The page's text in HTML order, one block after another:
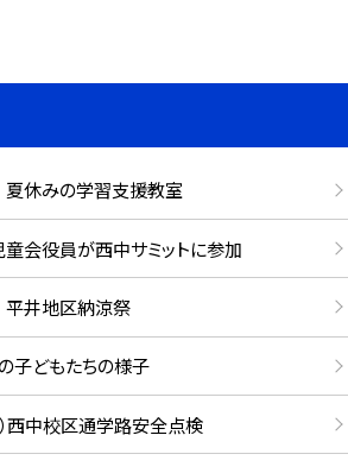
夏休みの学習支援教室
童会役員が西中サミットに参加
平井地区納涼祭
子どもたちの様子
西中校区通学路安全点検